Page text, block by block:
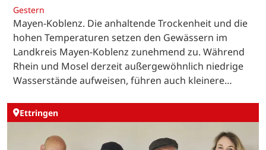
Gestern
Mayen-Koblenz. Die anhaltende Trockenheit und die
hohen Temperaturen setzen den Gewässern im
Landkreis Mayen-Koblenz zunehmend zu. Während
Rhein und Mosel derzeit außergewöhnlich niedrige
Wasserstände aufweisen, führen auch kleinere…
Ettringen